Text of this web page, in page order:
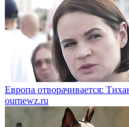
Европа отворачивается:
ournewz.ru